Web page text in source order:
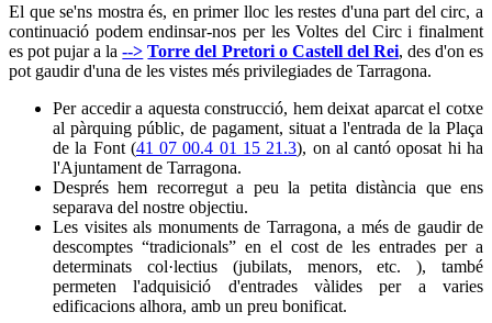
El que se'ns mostra és, en primer lloc les restes d'una part del circ, a
continuació podem endinsar-nos per les Voltes del Circ i finalment
es pot pujar a la--> Torre del Pretori o Castell del Rei, des d'on es
pot gaudir d'una de les vistes més privilegiades de Tarragona.
Per accedir a aquesta construcció, hem deixat aparcat el cotxe
al pàrquing públic, de pagament, situat a l'entrada de la Plaça
de la Font (41 07 00.4 01 15 21.3), on al cantó oposat hi ha
l'Ajuntament de Tarragona.
Després hem recorregut a peu la petita distància que ens
separava del nostre objectiu.
Les visites als monuments de Tarragona, a més de gaudir de
descomptes “tradicionals” en el cost de les entrades per a
determinats col·lectius (jubilats, menors, etc. ), també
permeten l'adquisició d'entrades vàlides per a varies
edificacions alhora, amb un preu bonificat.